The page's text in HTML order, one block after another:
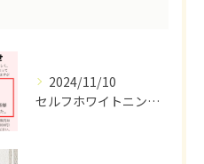
2024/11/10
セルフホワイトニングECLARUは、これ以上の経営が困難なた...